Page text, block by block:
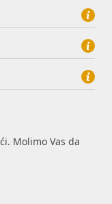
mreži - Daruvar
mreži - Virovitica
mreži - Virovitica
mreži - Virovitica
mreži -
Molimo Vas da